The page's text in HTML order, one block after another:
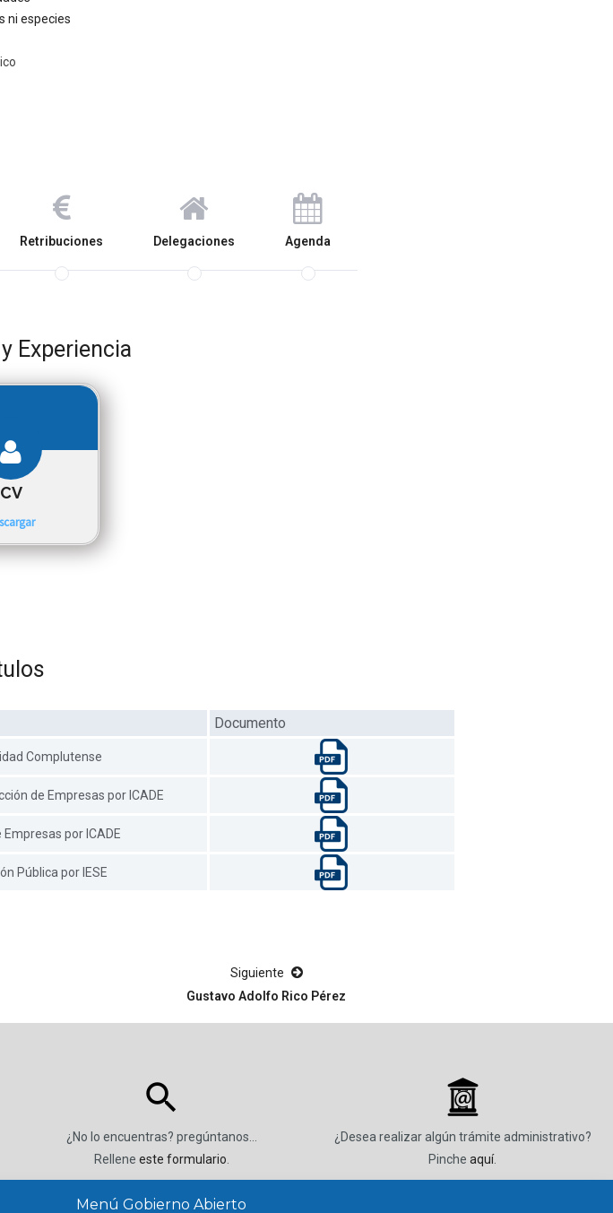
ni especies
Retribuciones Delegaciones Agenda
Experiencia
CV
Documento
Complutense
de Empresas por ICADE
por ICADE
Pública por IESE
Siguiente
Gustavo Adolfo Rico Pérez
¿No lo encuentras? pregúntanos…
Rellene este formulario
_
¿Desea realizar algún trámite administrativo?
Pinche aquí.
Menú Gobierno Abierto